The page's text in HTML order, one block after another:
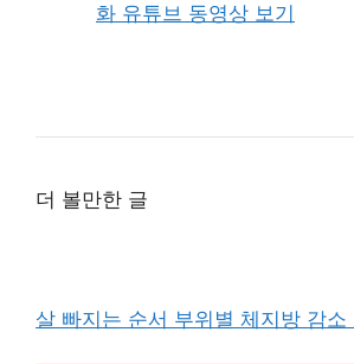
화 유튜브 동영상 보기
더 볼만한 글
살 빠지는 순서 부위별 체지방 감소